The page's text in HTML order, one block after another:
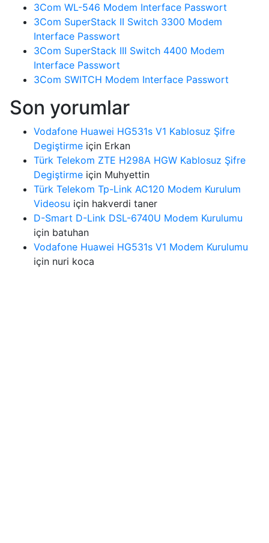
3Com WL-546 Modem Interface Passwort
3Com SuperStack II Switch 3300 Modem
Interface Passwort
3Com SuperStack III Switch 4400 Modem
Interface Passwort
3Com SWITCH Modem Interface Passwort
Son yorumlar
Vodafone Huawei HG531s V1 Kablosuz Şifre
Degiştirme için Erkan
Türk Telekom ZTE H298A HGW Kablosuz Şifre
Degiştirme için Muhyettin
Türk Telekom Tp-Link AC120 Modem Kurulum
Videosu için hakverdi taner
D-Smart D-Link DSL-6740U Modem Kurulumu
için batuhan
Vodafone Huawei HG531s V1 Modem Kurulumu
için nuri koca